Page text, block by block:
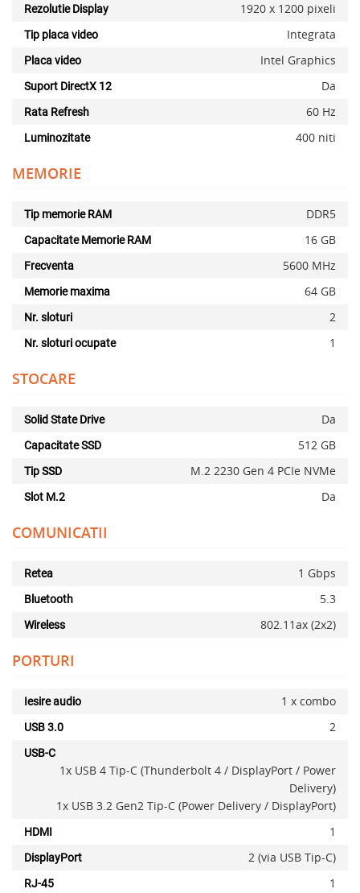
Rezolutie Display 1920 x 1200 pixeli
Tip placa video Integrata
Placa video Intel Graphics
Suport DirectX 12 Da
Rata Refresh 60 Hz
Luminozitate 400 niti
MEMORIE
Tip memorie RAM DDR5
Capacitate Memorie RAM 16 GB
Frecventa 5600 MHz
Memorie maxima 64 GB
Nr. sloturi 2
Nr. sloturi ocupate 1
STOCARE
Solid State Drive Da
Capacitate SSD 512 GB
Tip SSD M.2 2230 Gen 4 PCIe NVMe
Slot M.2 Da
COMUNICATII
Retea 1 Gbps
Bluetooth 5.3
Wireless 802.11ax (2x2)
PORTURI
Iesire audio 1 x combo
USB 3.0 2
USB-C
1x USB 4 Tip-C (Thunderbolt 4 / DisplayPort / Power
Delivery)
1x USB 3.2 Gen2 Tip-C (Power Delivery / DisplayPort)
HDMI 1
DisplayPort 2 (via USB Tip-C)
RJ-45 1
x